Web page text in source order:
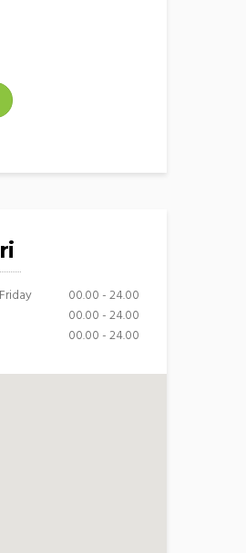
00.00 - 24.00
00.00 - 24.00
00.00 - 24.00